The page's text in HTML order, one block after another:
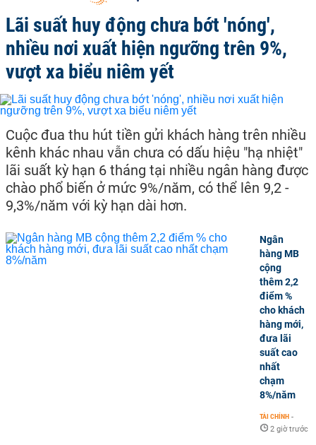
Lãi suất huy động chưa bớt 'nóng',
nhiều nơi xuất hiện ngưỡng trên 9%,
vượt xa biểu niêm yết
Cuộc đua thu hút tiền gửi khách hàng trên nhiều
kênh khác nhau vẫn chưa có dấu hiệu "hạ nhiệt"
lãi suất kỳ hạn 6 tháng tại nhiều ngân hàng được
chào phổ biến ở mức 9%/năm, có thể lên 9,2 -
9,3%/năm với kỳ hạn dài hơn.
Ngân
hàng MB
cộng
thêm 2,2
điểm %
cho khách
hàng mới,
đưa lãi
suất cao
nhất
chạm
8%/năm
TÀI CHÍNH -
2 giờ trước